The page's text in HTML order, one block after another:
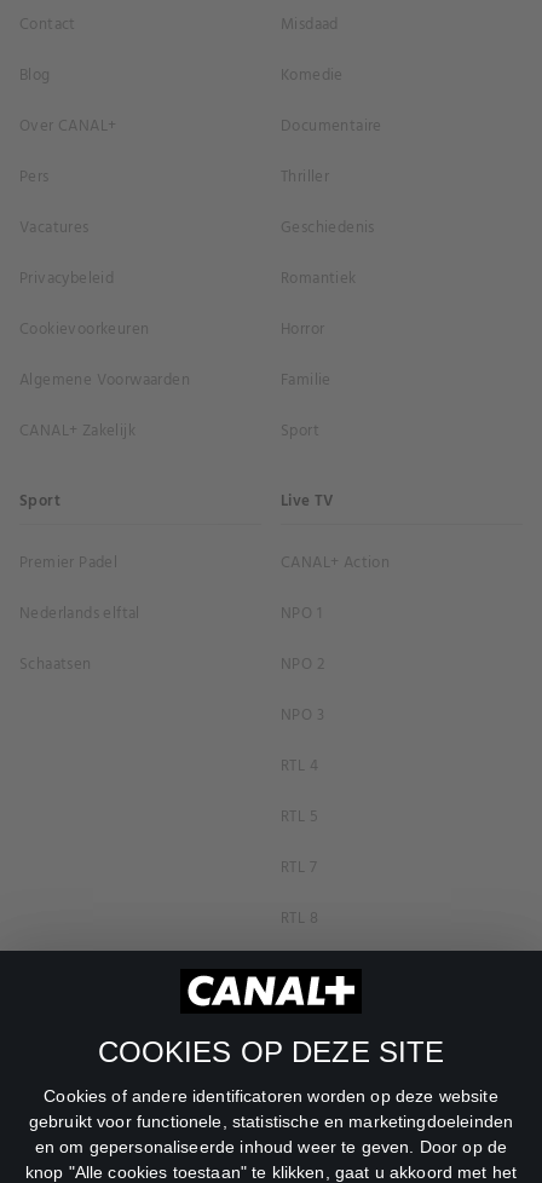
COOKIES OP DEZE SITE
Cookies of andere identificatoren worden op deze website
gebruikt voor functionele, statistische en marketingdoeleinden
en om gepersonaliseerde inhoud weer te geven. Door op de
knop "Alle cookies toestaan" te klikken, gaat u akkoord met het
Contact
Blog
Over CANAL+
Pers
Vacatures
Privacybeleid
Cookievoorkeuren
Algemene Voorwaarden
CANAL+ Zakelijk
Misdaad
Komedie
Documentaire
Thriller
Geschiedenis
Romantiek
Horror
Familie
Sport
Sport
Premier Padel
Nederlands elftal
Schaatsen
Live TV
CANAL+ Action
NPO 1
NPO 2
NPO 3
RTL 4
RTL 5
RTL 7
RTL 8
RTL Z
SBS6
Veronica
DreamWorks Channel